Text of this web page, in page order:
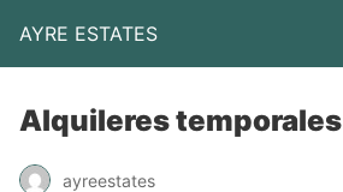
AYRE ESTATES
Alquileres temporales
ayreestates